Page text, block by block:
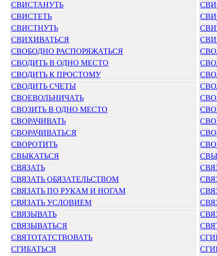
СВИСТАНУТЬ
СВИСТЕТЬ
СВИСТНУТЬ
СВИХИВАТЬСЯ
СВОБОДНО РАСПОРЯЖАТЬСЯ
СВОДИТЬ В ОДНО МЕСТО
СВОДИТЬ К ПРОСТОМУ
СВОДИТЬ СЧЕТЫ
СВОЕВОЛЬНИЧАТЬ
СВОЗИТЬ В ОДНО МЕСТО
СВОРАЧИВАТЬ
СВОРАЧИВАТЬСЯ
СВОРОТИТЬ
СВЫКАТЬСЯ
СВЯЗАТЬ
СВЯЗАТЬ ОБЯЗАТЕЛЬСТВОМ
СВЯЗАТЬ ПО РУКАМ И НОГАМ
СВЯЗАТЬ УСЛОВИЕМ
СВЯЗЫВАТЬ
СВЯЗЫВАТЬСЯ
СВЯТОТАТСТВОВАТЬ
СГИБАТЬСЯ